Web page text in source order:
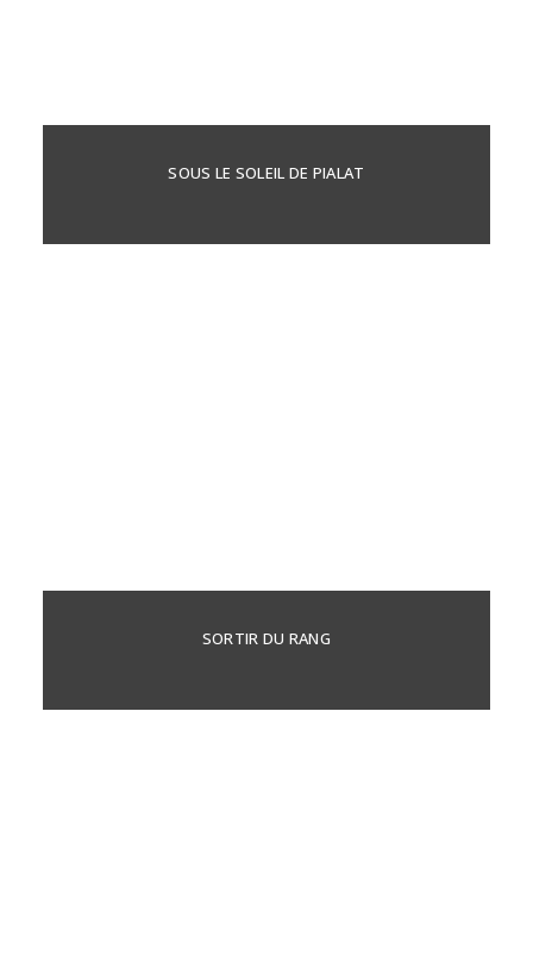
SOUS LE SOLEIL DE PIALAT
SORTIR DU RANG